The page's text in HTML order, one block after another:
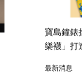
寶島鐘錶
樂襪」打
最新消息